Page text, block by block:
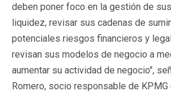
deben poner foco en la gestión de
liquidez, revisar sus cadenas de
potenciales riesgos financieros y
revisan sus modelos de negocio a
aumentar su actividad de negocio",
Romero, socio responsable de KPMG